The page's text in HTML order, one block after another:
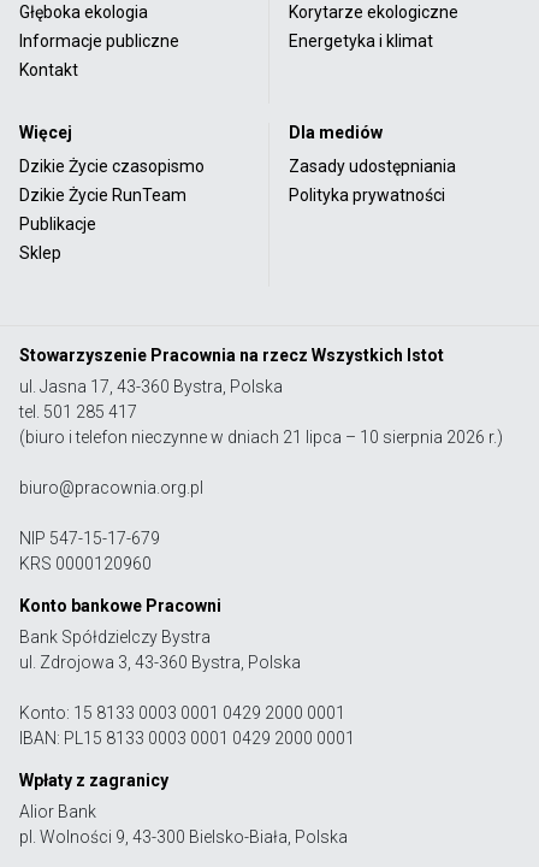
Głęboka ekologia
Informacje publiczne
Kontakt
Korytarze ekologiczne
Energetyka i klimat
Więcej
Dzikie Życie czasopismo
Dzikie Życie RunTeam
Publikacje
Sklep
Dla mediów
Zasady udostępniania
Polityka prywatności
Stowarzyszenie Pracownia na rzecz Wszystkich Istot
ul. Jasna 17, 43-360 Bystra, Polska
tel. 501 285 417
(biuro i telefon nieczynne w dniach 21 lipca – 10 sierpnia 2026 r.)
biuro@pracownia.org.pl
NIP 547-15-17-679
KRS 0000120960
Konto bankowe Pracowni
Bank Spółdzielczy Bystra
ul. Zdrojowa 3, 43-360 Bystra, Polska
Konto: 15 8133 0003 0001 0429 2000 0001
IBAN: PL15 8133 0003 0001 0429 2000 0001
Wpłaty z zagranicy
Alior Bank
pl. Wolności 9, 43-300 Bielsko-Biała, Polska